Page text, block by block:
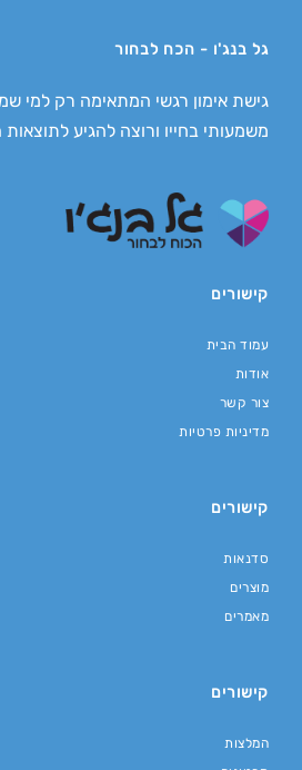
גל בנג'ו - הכח לבחור
גישת אימון רגשי המתאימה רק למי
משמעותי בחייו ורוצה להגיע לתוצאות
קישורים
עמוד הבית
אודות
צור קשר
מדיניות פרטיות
קישורים
סדנאות
מוצרים
מאמרים
קישורים
המלצות